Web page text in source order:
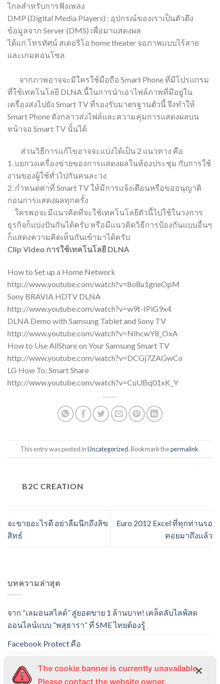
ไกลสำหรับการฟังเพลง
DMP (Digital Media Players) : อุปกรณ์ของเราเป็นตัวดึง
ข้อมูลจาก Server (DMS) เพื่อมาแสดงผล
ได้แก่ โทรทัศน์ สเตอริโอ home theater จอภาพแบบไร้สาย
และเกมคอนโซล
จากภาพอาจจะมีใครใช้มือถือ Smart Phone ที่มีโปรแกรม
ที่ใช้เทคโนโลยี DLNA นี้ในการนำเอาไฟล์ภาพที่มีอยู่ใน
เครื่องส่งไปยัง Smart TV ที่รองรับมาตรฐานตัวนี้ จึงทำให้
Smart Phone ดังกล่าวส่งไฟล์และความคุมการแสดงผลบน
หน้าจอ Smart TV นั้นได้
ส่วนวิธีการแก้ไขอาจจะแบ่งได้เป็น 2 แนวทาง คือ
1. แยกวงเครื่องข่ายของการแสดงผลในห้องประชุม กับการใช้
งานของผู้ใช้ทั่วไปกันคนละวง
2. กำหนดค่า่ที่ Smart TV ให้มีการแจ้งเตือนหรือขออนุญาติ
ก่อนการแสดงผลทุกครั้ง
ใครพอจะมีแนวคิดที่จะใช้เทคโนโลยีตัวนี้ไปใช้ในวงการ
ธุรกิจก็แบ่งปันกันได้ครับ หรือมีแนวคิดวิธีการป้องกันแบบอื่นๆ
ก็แสดงความคิดเห็นกันเข้ามาได้ครับ
Clip Video การใช้เทคโนโลยี DLNA
How to Set up a Home Network
http://www.youtube.com/watch?v=8o8u1gneOpM
Sony BRAVIA HDTV DLNA
http://www.youtube.com/watch?v=w9t-IPiG9x4
DLNA Demo with Samsung Tablet and Sony TV
http://www.youtube.com/watch?v=NIhcwY8_OxA
How to Use AllShare on Your Samsung Smart TV
http://www.youtube.com/watch?v=DCGj7ZAGwCo
LG How To: Smart Share
http://www.youtube.com/watch?v=CuUBq01xK_Y
This entry was posted inUncategorized. Bookmark thepermalink.
B2C CREATION
จะขายอะไรดี อย่าลืมนึกถึงลิข
สิทธ์
Euro 2012 Excel ที่ทุกท่านรอ
คอยมาถึงแล้ว
บทความล่าสุด
จาก “เลมอนสไลด์” สู่ยอดขาย 1 ล้านบาท! เคล็ดลับไลฟ์สด
ออนไลน์แบบ “พสุธารา” ที่ SME ไทยต้องรู้
Facebook Protect คือ
#PLAYSTATION5 (สินค้ามือ 1 PS5) (เครื่องเกม PS5)
The cookie banner is currently unavailable.
Please contact the website owner.